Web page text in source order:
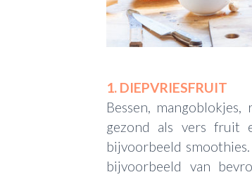
1. DIEPVRIESFRUIT
Bessen,
gezond als vers fruit
bijvoorbeeld
bijvoorbeeld van